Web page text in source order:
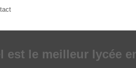
est le meilleur lycée